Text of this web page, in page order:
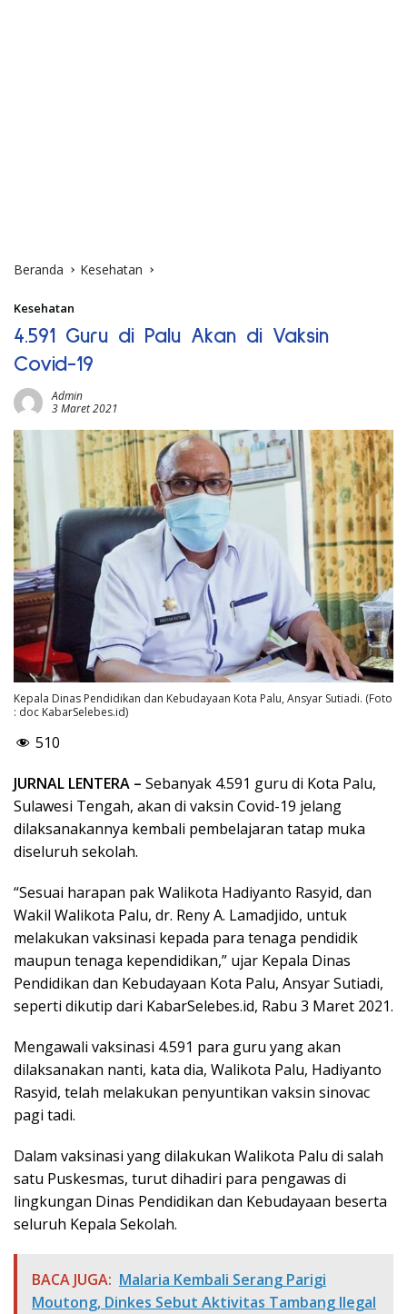
Beranda Kesehatan
Kesehatan
4.591 Guru di Palu Akan di Vaksin
Covid-19
Admin
3 Maret 2021
Kepala Dinas Pendidikan dan Kebudayaan Kota Palu, Ansyar Sutiadi. (Foto
: doc KabarSelebes.id)
510
JURNAL LENTERA – Sebanyak 4.591 guru di Kota Palu,
Sulawesi Tengah, akan di vaksin Covid-19 jelang
dilaksanakannya kembali pembelajaran tatap muka
diseluruh sekolah.
“Sesuai harapan pak Walikota Hadiyanto Rasyid, dan
Wakil Walikota Palu, dr. Reny A. Lamadjido, untuk
melakukan vaksinasi kepada para tenaga pendidik
maupun tenaga kependidikan,” ujar Kepala Dinas
Pendidikan dan Kebudayaan Kota Palu, Ansyar Sutiadi,
seperti dikutip dari KabarSelebes.id, Rabu 3 Maret 2021.
Mengawali vaksinasi 4.591 para guru yang akan
dilaksanakan nanti, kata dia, Walikota Palu, Hadiyanto
Rasyid, telah melakukan penyuntikan vaksin sinovac
pagi tadi.
Dalam vaksinasi yang dilakukan Walikota Palu di salah
satu Puskesmas, turut dihadiri para pengawas di
lingkungan Dinas Pendidikan dan Kebudayaan beserta
seluruh Kepala Sekolah.
BACA JUGA: Malaria Kembali Serang Parigi
Moutong, Dinkes Sebut Aktivitas Tambang Ilegal